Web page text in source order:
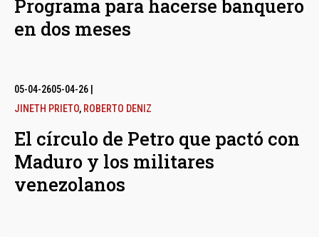
Programa para hacerse banquero
en dos meses
05-04-2605-04-26
JINETH PRIETO, ROBERTO DENIZ
El círculo de Petro que pactó con
Maduro y los militares
venezolanos